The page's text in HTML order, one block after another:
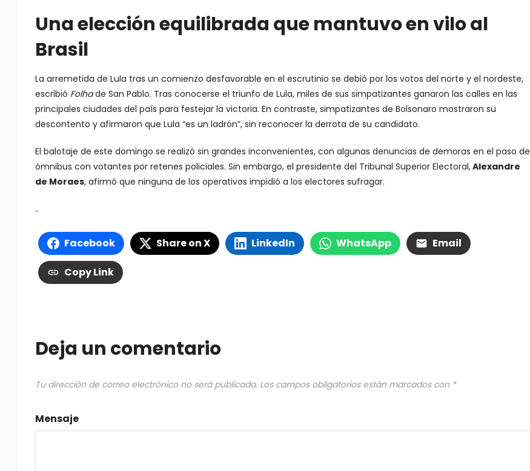
Una elección equilibrada que mantuvo en vilo al
Brasil
La arremetida de Lula tras un comienzo desfavorable en el escrutinio se debió por los votos del norte y el nordeste,
escribió Folhade San Pablo. Tras conocerse el triunfo de Lula, miles de sus simpatizantes ganaron las calles en las
principales ciudades del país para festejar la victoria. En contraste, simpatizantes de Bolsonaro mostraron su
descontento y afirmaron que Lula “es un ladrón”, sin reconocer la derrota de su candidato.
El balotaje de este domingo se realizó sin grandes inconvenientes, con algunas denuncias de demoras en el paso de
ómnibus con votantes por retenes policiales. Sin embargo, el presidente del Tribunal Superior Electoral,Alexandre
de Moraes, afirmó que ninguna de los operativos impidió a los electores sufragar.
..
Facebook Share on X LinkedIn WhatsApp Email
Copy Link
Deja un comentario
Tu dirección de correo electrónico no será publicada. Los campos obligatorios están marcados con *
Mensaje